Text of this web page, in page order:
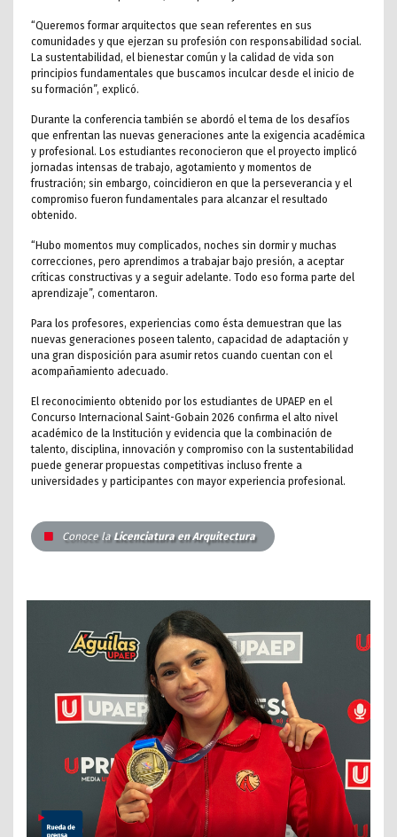
“Queremos formar arquitectos que sean referentes en sus
comunidades y que ejerzan su profesión con responsabilidad social.
La sustentabilidad, el bienestar común y la calidad de vida son
principios fundamentales que buscamos inculcar desde el inicio de
su formación”, explicó.
Durante la conferencia también se abordó el tema de los desafíos
que enfrentan las nuevas generaciones ante la exigencia académica
y profesional. Los estudiantes reconocieron que el proyecto implicó
jornadas intensas de trabajo, agotamiento y momentos de
frustración; sin embargo, coincidieron en que la perseverancia y el
compromiso fueron fundamentales para alcanzar el resultado
obtenido.
“Hubo momentos muy complicados, noches sin dormir y muchas
correcciones, pero aprendimos a trabajar bajo presión, a aceptar
críticas constructivas y a seguir adelante. Todo eso forma parte del
aprendizaje”, comentaron.
Para los profesores, experiencias como ésta demuestran que las
nuevas generaciones poseen talento, capacidad de adaptación y
una gran disposición para asumir retos cuando cuentan con el
acompañamiento adecuado.
El reconocimiento obtenido por los estudiantes de UPAEP en el
Concurso Internacional Saint-Gobain 2026 confirma el alto nivel
académico de la Institución y evidencia que la combinación de
talento, disciplina, innovación y compromiso con la sustentabilidad
puede generar propuestas competitivas incluso frente a
universidades y participantes con mayor experiencia profesional.
Conoce la Licenciatura en Arquitectura